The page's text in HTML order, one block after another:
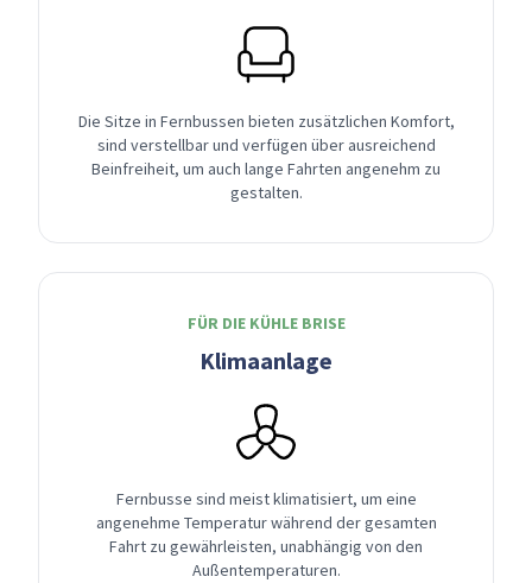
Die Sitze in Fernbussen bieten zusätzlichen Komfort,
sind verstellbar und verfügen über ausreichend
Beinfreiheit, um auch lange Fahrten angenehm zu
gestalten.
FÜR DIE KÜHLE BRISE
Klimaanlage
Fernbusse sind meist klimatisiert, um eine
angenehme Temperatur während der gesamten
Fahrt zu gewährleisten, unabhängig von den
Außentemperaturen.